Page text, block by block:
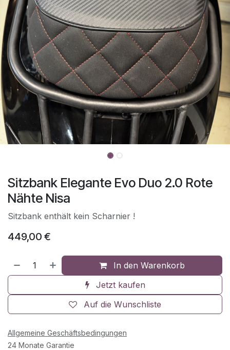
Sitzbank Elegante Evo Duo 2.0 Rote
Nähte Nisa
Sitzbank enthält kein Scharnier !
449,00 €
In den Warenkorb
Jetzt kaufen
Auf die Wunschliste
Allgemeine Geschäftsbedingungen
24 Monate Garantie